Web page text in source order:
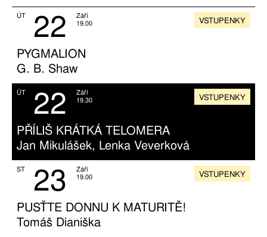
ÚT 22
Září
19.00
PYGMALION
G. B. Shaw
VSTUPENKY
ÚT 22
Září
19.30
PŘÍLIŠ KRÁTKÁ TELOMERA
Jan Mikulášek, Lenka Veverková
VSTUPENKY
ST 23
Září
19.00
PUSŤTE DONNU K MATURITĚ!
Tomáš Dianiška
VSTUPENKY